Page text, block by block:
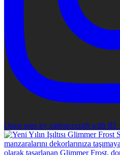
Open post by cadencecraft with ID